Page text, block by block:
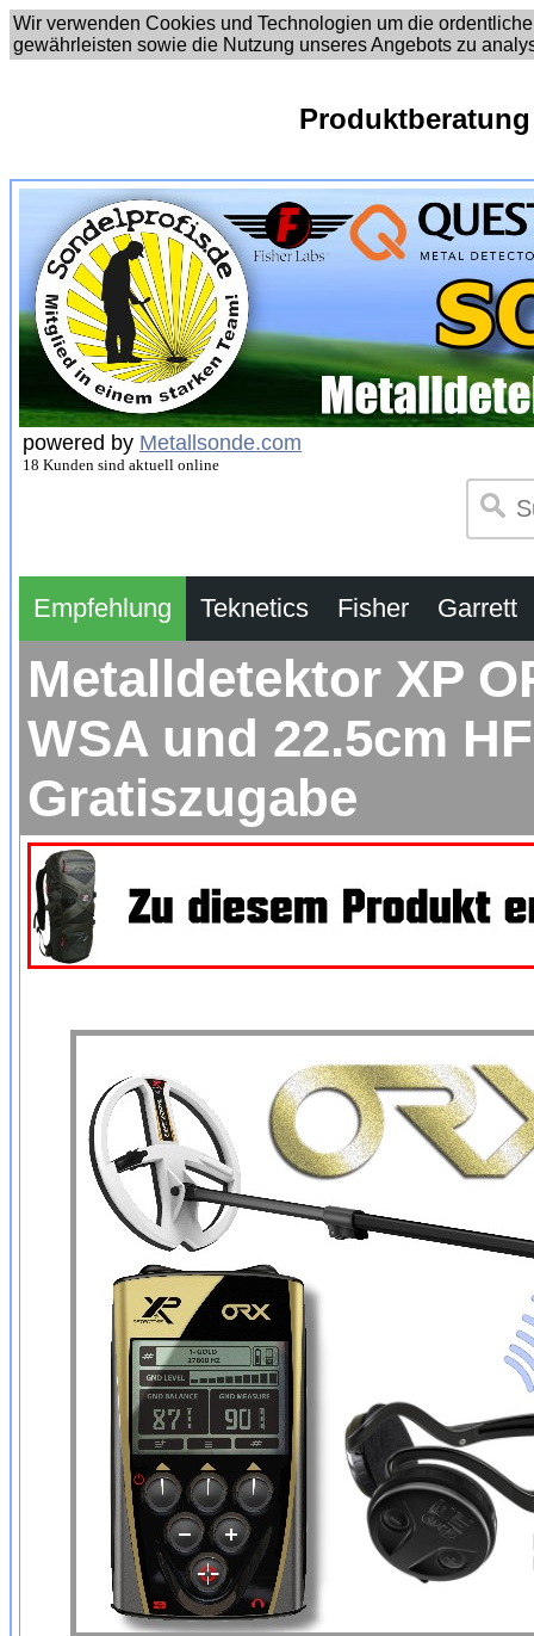
Wir verwenden Cookies und Technologien um die
gewährleisten sowie die Nutzung unseres Angebots zu
powered by Metallsonde.com
18 Kunden sind aktuell online
Empfehlung Teknetics Fisher Garrett
Metalldetektor XP
WSA und 22.5cm
Gratiszugabe